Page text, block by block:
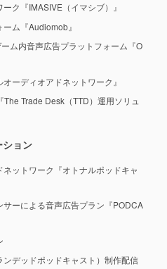
ク『IMASIVE（イマシブ）』
ム『Audiomob』
ム内音声広告プラットフォーム『O
ーディオアドネットワーク』
Trade Desk（TTD）運用ソリュ
ョン
ットワーク『オトナルポッドキャ
ーによる音声広告プラン『PODCA
デッドポッドキャスト）制作配信